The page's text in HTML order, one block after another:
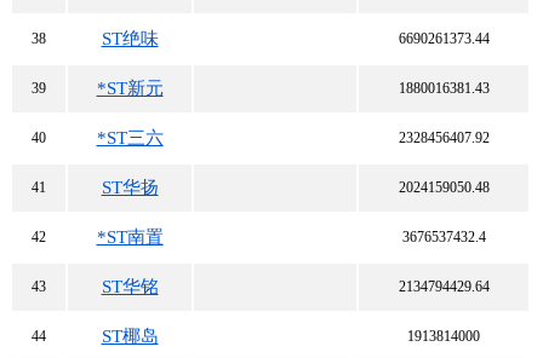
38 ST绝味 6690261373.44
39 *ST新元 1880016381.43
40 *ST三六 2328456407.92
41 ST华扬 2024159050.48
42 *ST南置 3676537432.4
43 ST华铭 2134794429.64
44 ST椰岛 1913814000